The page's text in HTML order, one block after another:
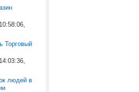
Торговый
людей в